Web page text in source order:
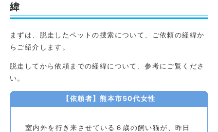
緯
まずは、脱走したペットの捜索について、ご依頼の経緯か
らご紹介します。
脱走してから依頼までの経緯について、参考にご覧くださ
い。
【依頼者】熊本市50代女性
室内外を行き来させている６歳の飼い猫が、昨日